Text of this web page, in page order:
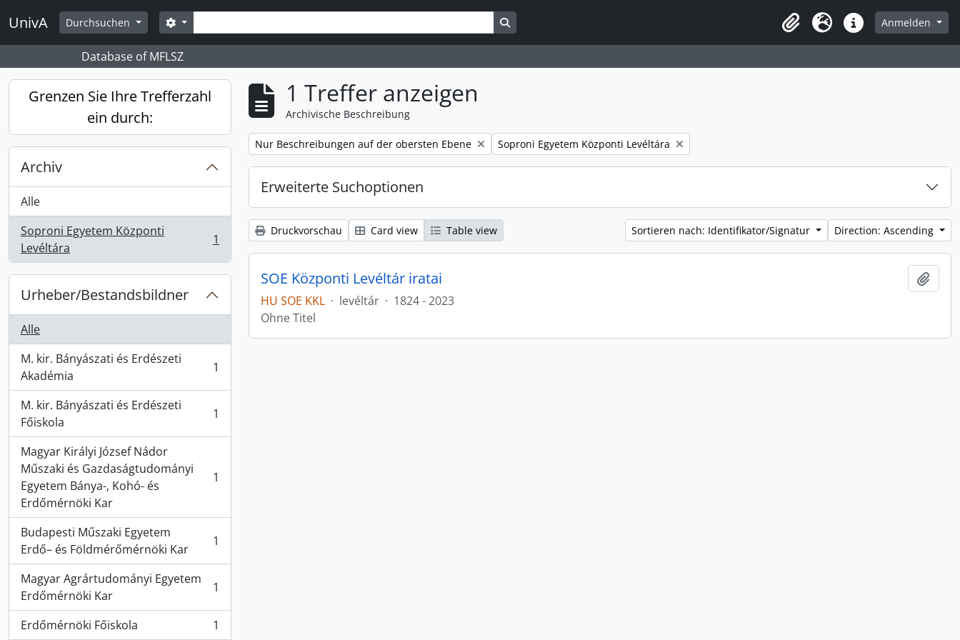
Skip to main content
UnivA Durchsuchen SucheSearch options Search in browse page
Zwischenablage
SpracheDirekter LinkAnmelden
Database of MFLSZ
Grenzen Sie Ihre Trefferzahl
ein durch:
Archiv
Alle
Soproni Egyetem Központi
Levéltára
, 1 Ergebnisse 1
Urheber/Bestandsbildner
Alle
M. kir. Bányászati és Erdészeti
Akadémia
, 1 Ergebnisse 1
M. kir. Bányászati és Erdészeti
Főiskola
, 1 Ergebnisse 1
Magyar Királyi József Nádor
Műszaki és Gazdaságtudományi
Egyetem Bánya-, Kohó- és
Erdőmérnöki Kar
, 1 Ergebnisse 1
Budapesti Műszaki Egyetem
Erdő– és Földmérőmérnöki Kar
, 1 Ergebnisse 1
Magyar Agrártudományi Egyetem
Erdőmérnöki Kar
, 1 Ergebnisse 1
Erdőmérnöki Főiskola
, 1 Ergebnisse 1
1 Treffer anzeigen
Archivische Beschreibung
Remove filter:
Nur Beschreibungen auf der obersten Ebene Remove filter:
Soproni Egyetem Központi Levéltára
Erweiterte Suchoptionen
Druckvorschau Card view Table view Sortieren nach: Identifikator/Signatur Direction: Ascending
SOE Központi Levéltár iratai
HU SOE KKL · levéltár · 1824 - 2023
Ohne Titel